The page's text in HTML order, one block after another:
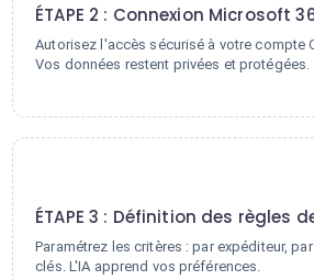
ÉTAPE 2 : Connexion Microsoft
Autorisez l'accès sécurisé à votre compte
Vos données restent privées et protégées.
ÉTAPE 3 : Définition des règles
Paramétrez les critères : par expéditeur,
clés. L'IA apprend vos préférences.